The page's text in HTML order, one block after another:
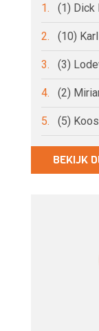
1. (1) Dick
2. (10)
3. (3)
4. (2)
5. (5)
BEKIJK